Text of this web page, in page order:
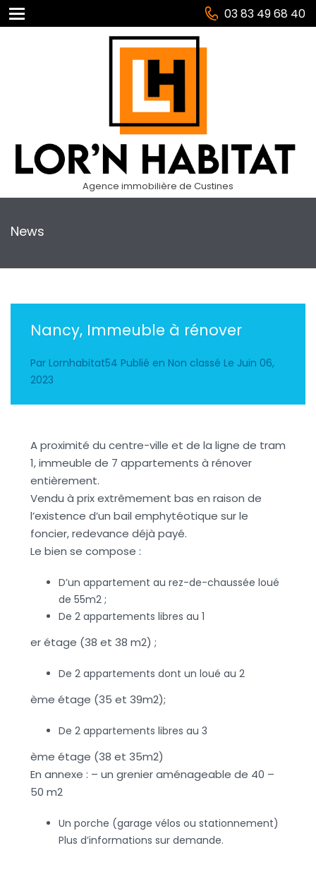
03 83 49 68 40
Agence immobilière de Custines
News
Nancy, Immeuble à rénover
Par Lornhabitat54 Publié en Non classé Le Juin 06,
2023
A proximité du centre-ville et de la ligne de tram
1, immeuble de 7 appartements à rénover
entièrement.
Vendu à prix extrêmement bas en raison de
l’existence d’un bail emphytéotique sur le
foncier, redevance déjà payé.
Le bien se compose :
D’un appartement au rez-de-chaussée loué
de 55m2 ;
De 2 appartements libres au 1
er étage (38 et 38 m2) ;
De 2 appartements dont un loué au 2
ème étage (35 et 39m2);
De 2 appartements libres au 3
ème étage (38 et 35m2)
En annexe : – un grenier aménageable de 40 –
50 m2
Un porche (garage vélos ou stationnement)
Plus d’informations sur demande.